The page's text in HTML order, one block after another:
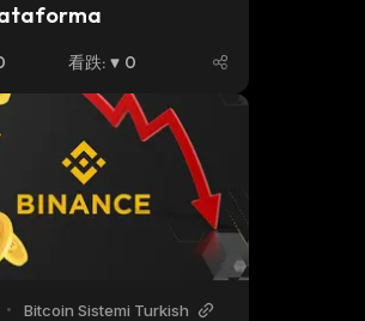
看跌: 0
• Bitcoin Sistemi Turkish